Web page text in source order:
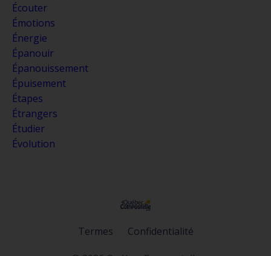
Écouter
Émotions
Énergie
Épanouir
Épanouissement
Épuisement
Étapes
Étrangers
Étudier
Évolution
Termes Confidentialité